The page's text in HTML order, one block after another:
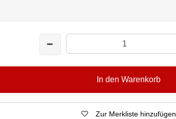
In den Warenkorb
Zur Merkliste hinzufügen